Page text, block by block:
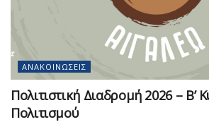
ΑΝΑΚΟΙΝΏΣΕΙΣ
Πολιτιστική Διαδρομή 2026 – Β’
Πολιτισμού